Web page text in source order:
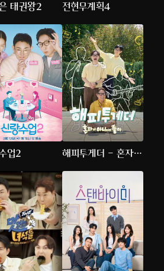
태권왕2 전현무계획4
업2
해피투게더 - 혼자가
아니어서 좋아